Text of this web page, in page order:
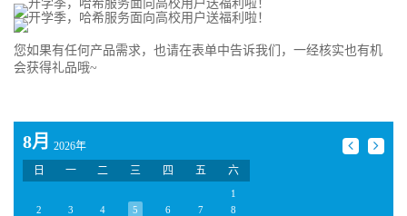
您如果有任何产品需求，也请在表单中告诉我们，一经核实也有机
会获得礼品哦~
8月
2026年
日
一 二 三 四 五 六
1
2
3 4 5 6 7
8